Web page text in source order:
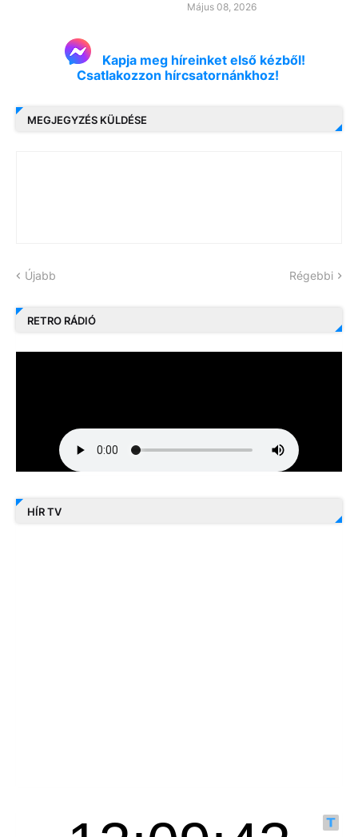
Május 08, 2026
Kapja meg híreinket első kézből!
Csatlakozzon hírcsatornánkhoz!
MEGJEGYZÉS KÜLDÉSE
Újabb Régebbi
RETRO RÁDIÓ
HÍR TV